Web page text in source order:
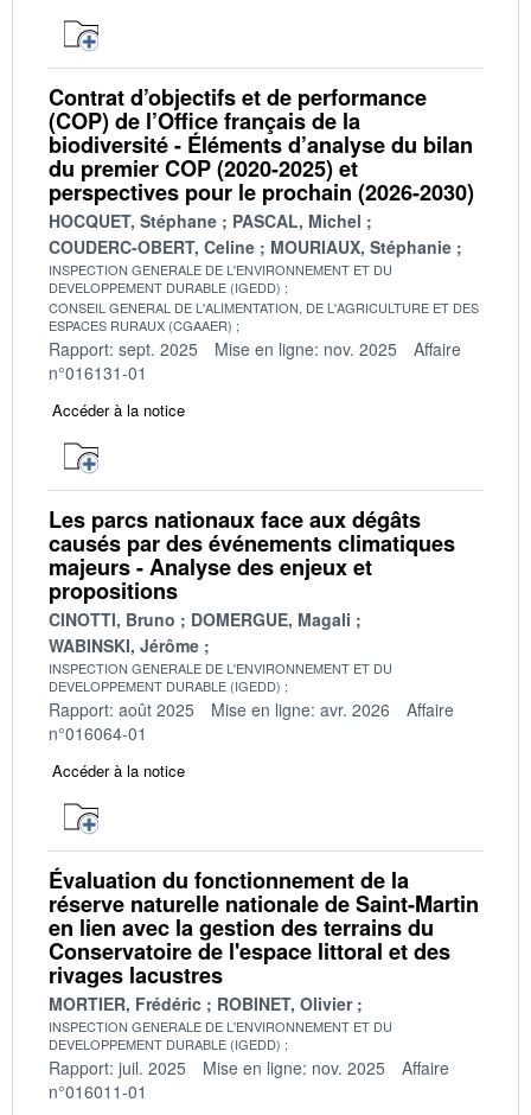
Contrat d’objectifs et de performance
(COP) de l’Office français de la
biodiversité - Éléments d’analyse du bilan
du premier COP (2020-2025) et
perspectives pour le prochain (2026-2030)
HOCQUET, Stéphane
PASCAL, Michel
COUDERC-OBERT, Celine
MOURIAUX, Stéphanie
INSPECTION GENERALE DE L'ENVIRONNEMENT ET DU
DEVELOPPEMENT DURABLE (IGEDD)
CONSEIL GENERAL DE L'ALIMENTATION, DE L'AGRICULTURE ET DES
ESPACES RURAUX (CGAAER)
Rapport: sept. 2025 Mise en ligne: nov. 2025
Affaire
n°016131-01
Accéder à la notice
Les parcs nationaux face aux dégâts
causés par des événements climatiques
majeurs - Analyse des enjeux et
propositions
CINOTTI, Bruno
DOMERGUE, Magali
WABINSKI, Jérôme
INSPECTION GENERALE DE L'ENVIRONNEMENT ET DU
DEVELOPPEMENT DURABLE (IGEDD)
Rapport: août 2025 Mise en ligne: avr. 2026
Affaire
n°016064-01
Accéder à la notice
Évaluation du fonctionnement de la
réserve naturelle nationale de Saint-Martin
en lien avec la gestion des terrains du
Conservatoire de l'espace littoral et des
rivages lacustres
MORTIER, Frédéric ROBINET, Olivier
INSPECTION GENERALE DE L'ENVIRONNEMENT ET DU
DEVELOPPEMENT DURABLE (IGEDD)
Rapport: juil. 2025 Mise en ligne: nov. 2025
Affaire
n°016011-01